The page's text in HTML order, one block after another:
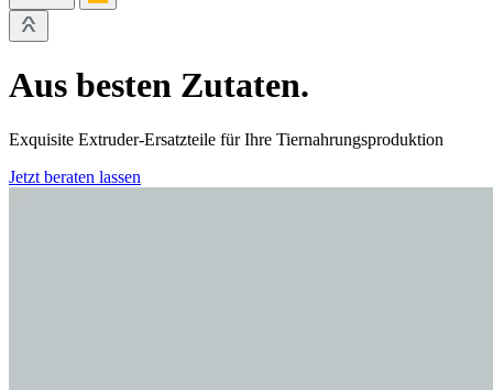
Aus besten Zutaten.
Exquisite Extruder-Ersatzteile für Ihre Tiernahrungsproduktion
Jetzt beraten lassen